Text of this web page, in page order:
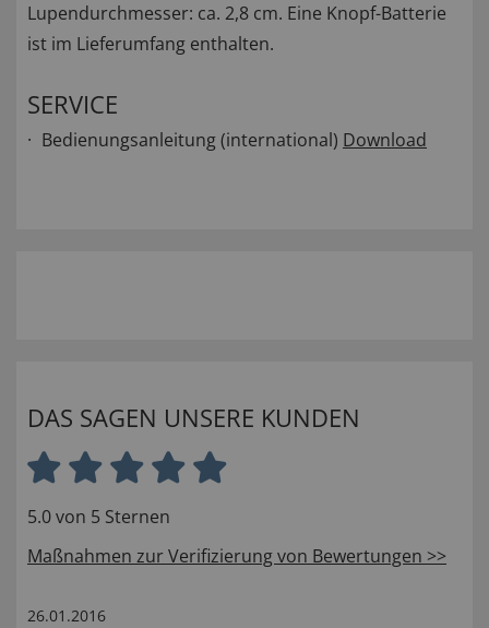
Lupendurchmesser: ca. 2,8 cm. Eine Knopf-Batterie
ist im Lieferumfang enthalten.
SERVICE
Bedienungsanleitung (international) Download
DAS SAGEN UNSERE KUNDEN
5.0 von 5 Sternen
Maßnahmen zur Verifizierung von Bewertungen >>
26.01.2016